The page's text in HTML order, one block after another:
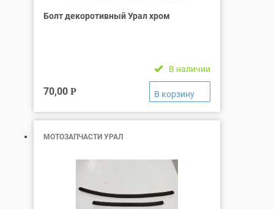
Болт декоротивный Урал хром
В наличии
70,00 Р
МОТОЗАПЧАСТИ УРАЛ